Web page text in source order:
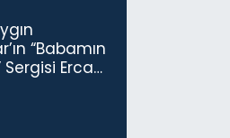
“Babamın
Sergisi Ercan